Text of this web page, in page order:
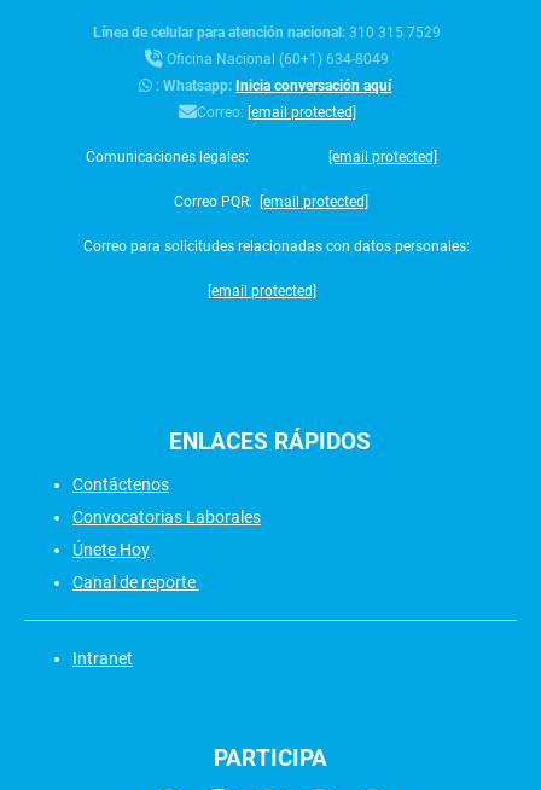
Línea de celular para atención nacional:310 315 7529
Oficina Nacional (60+1) 634-8049
:Whatsapp:Inicia conversación aquí
Correo: [email protected]
Comunicaciones legales: [email protected]
Correo PQR: [email protected]
Correo para solicitudes relacionadas con datos personales:
[email protected]
ENLACES RÁPIDOS
Contáctenos
Convocatorias Laborales
Únete Hoy
Canal de reporte
Intranet
PARTICIPA